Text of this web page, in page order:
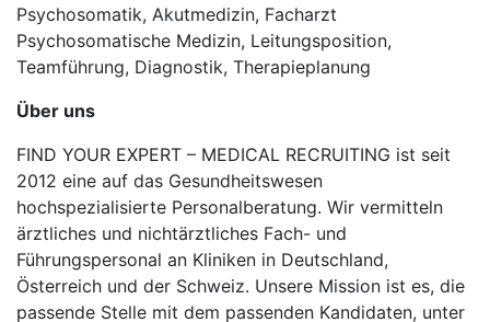
Psychosomatik, Akutmedizin, Facharzt
Psychosomatische Medizin, Leitungsposition,
Teamführung, Diagnostik, Therapieplanung
Über uns
FIND YOUR EXPERT – MEDICAL RECRUITING ist seit
2012 eine auf das Gesundheitswesen
hochspezialisierte Personalberatung. Wir vermitteln
ärztliches und nichtärztliches Fach- und
Führungspersonal an Kliniken in Deutschland,
Österreich und der Schweiz. Unsere Mission ist es, die
passende Stelle mit dem passenden Kandidaten, unter